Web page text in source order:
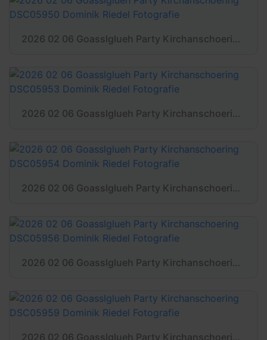
2026 02 06 Goasslglueh Party Kirchanschoering DSC05950 Dominik Riedel Fotografie
2026 02 06 Goasslglueh Party Kirchanschoering DSC05953 Dominik Riedel Fotografie
2026 02 06 Goasslglueh Party Kirchanschoering DSC05954 Dominik Riedel Fotografie
2026 02 06 Goasslglueh Party Kirchanschoering DSC05956 Dominik Riedel Fotografie
2026 02 06 Goasslglueh Party Kirchanschoering DSC05959 Dominik Riedel Fotografie